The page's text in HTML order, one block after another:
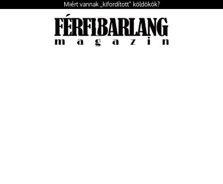
Miért vannak „kifordított” köldökök?